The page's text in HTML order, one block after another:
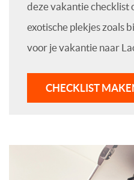
deze vakantie checklist
exotische plekjes zoals
voor je vakantie naar
CHECKLIST